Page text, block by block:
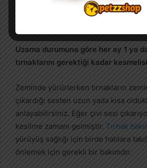
bir top ve veterinerinizin önerdiği
Uzama durumuna göre her ay 1 ya
tırnaklarını gerektiği kadar
Zeminde yürürlerken tırnakların
çıkardığı sesten uzun yada kısa
anlayabilirsiniz. Eğer çivi sesi
kesilme zamanı gelmiştir. Tırnak
yürüyüş sağlığı için birde halılara
önlemek için gerekli bir bakımdır.